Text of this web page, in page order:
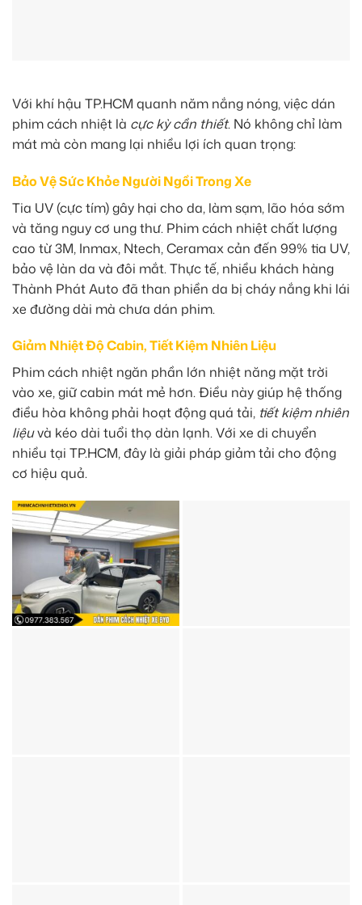
Với khí hậu TP.HCM quanh năm nắng nóng, việc dán
phim cách nhiệt là cực kỳ cần thiết. Nó không chỉ làm
mát mà còn mang lại nhiều lợi ích quan trọng:
Bảo Vệ Sức Khỏe Người Ngồi Trong Xe
Tia UV (cực tím) gây hại cho da, làm sạm, lão hóa sớm
và tăng nguy cơ ung thư. Phim cách nhiệt chất lượng
cao từ 3M, Inmax, Ntech, Ceramax cản đến 99% tia UV,
bảo vệ làn da và đôi mắt. Thực tế, nhiều khách hàng
Thành Phát Auto đã than phiền da bị cháy nắng khi lái
xe đường dài mà chưa dán phim.
Giảm Nhiệt Độ Cabin, Tiết Kiệm Nhiên Liệu
Phim cách nhiệt ngăn phần lớn nhiệt năng mặt trời
vào xe, giữ cabin mát mẻ hơn. Điều này giúp hệ thống
điều hòa không phải hoạt động quá tải, tiết kiệm nhiên
liệuvà kéo dài tuổi thọ dàn lạnh. Với xe di chuyển
nhiều tại TP.HCM, đây là giải pháp giảm tải cho động
cơ hiệu quả.